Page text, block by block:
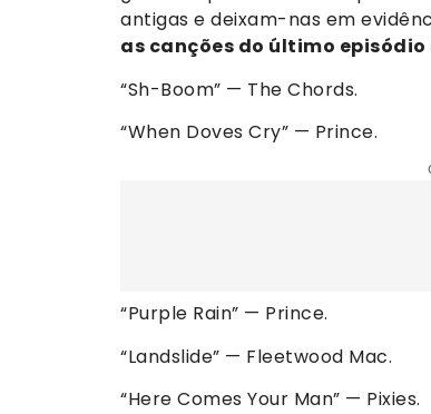
antigas e deixam-nas em
as canções do último
“Sh-Boom” — The Chords.
“When Doves Cry” — Prince.
“Purple Rain” — Prince.
“Landslide” — Fleetwood Mac.
“Here Comes Your Man” — Pixies.